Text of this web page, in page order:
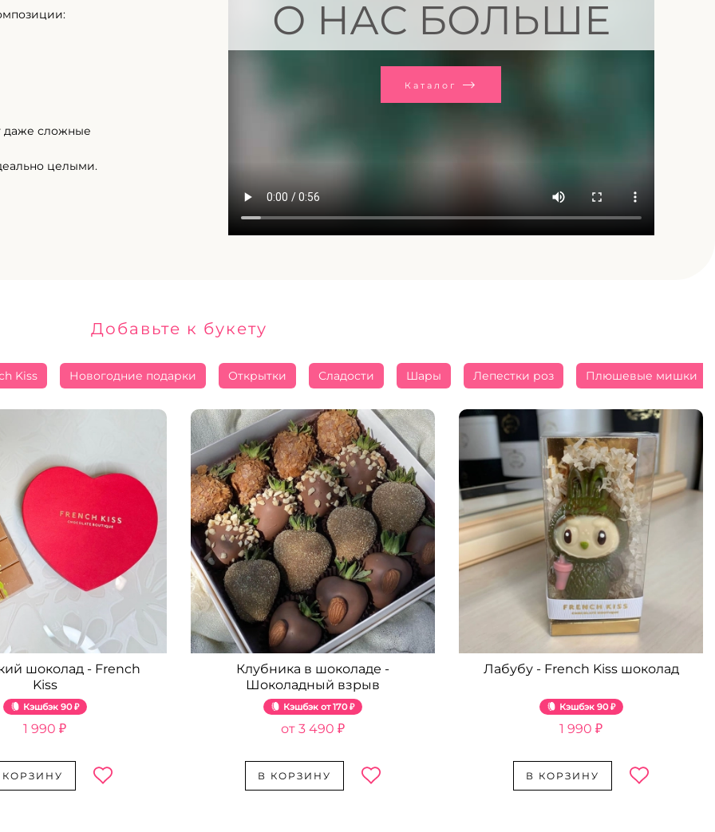
даже сложные
целыми.
О НАС БОЛЬШЕ
Каталог
Добавьте к букету
Kiss Новогодние подарки Открытки Сладости Шары Лепестки роз Плюшевые мишки
шоколад - French
Kiss
Кэшбэк 90 ₽
1 990 ₽
КОРЗИНУ
Клубника в шоколаде -
Шоколадный взрыв
Кэшбэк 170 ₽
3 490 ₽
В КОРЗИНУ
Лабубу - French Kiss шоколад
Кэшбэк 90 ₽
1 990 ₽
В КОРЗИНУ